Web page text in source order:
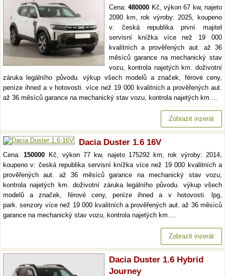
Cena:480000 Kč, výkon 67 kw, najeto
2090 km, rok výroby: 2025, koupeno
v: česká republika první majitel
servisní knížka více než 19 000
kvalitních a prověřených aut. až 36
měsíců garance na mechanický stav
vozu, kontrola najetých km. doživotní
záruka legálního původu. výkup všech modelů a značek, férové ceny,
peníze ihned a v hotovosti. více než 19 000 kvalitních a prověřených aut.
až 36 měsíců garance na mechanický stav vozu, kontrola najetých km.…
Zobrazit inzerát
Dacia Duster 1.6 16V
Cena:150000 Kč, výkon 77 kw, najeto 175292 km, rok výroby: 2014,
koupeno v: česká republika servisní knížka více než 19 000 kvalitních a
prověřených aut. až 36 měsíců garance na mechanický stav vozu,
kontrola najetých km. doživotní záruka legálního původu. výkup všech
modelů a značek, férové ceny, peníze ihned a v hotovosti. lpg,
park. senzory více než 19 000 kvalitních a prověřených aut. až 36 měsíců
garance na mechanický stav vozu, kontrola najetých km.…
Zobrazit inzerát
Dacia Duster 1.6 Hybrid
Journey